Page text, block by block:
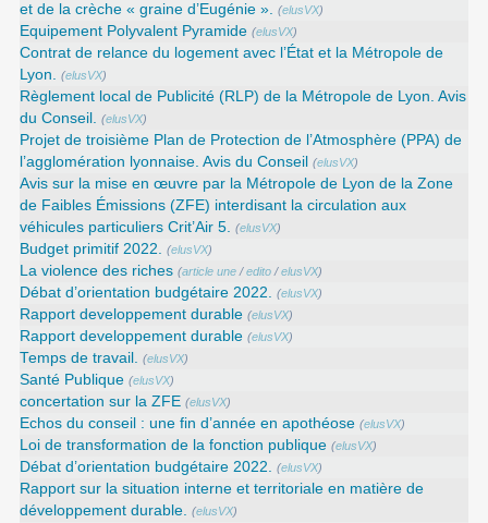
et de la crèche « graine d’Eugénie ». (elusVX)
Equipement Polyvalent Pyramide (elusVX)
Contrat de relance du logement avec l’État et la Métropole de
Lyon. (elusVX)
Règlement local de Publicité (RLP) de la Métropole de Lyon. Avis
du Conseil. (elusVX)
Projet de troisième Plan de Protection de l’Atmosphère (PPA) de
l’agglomération lyonnaise. Avis du Conseil
(elusVX)
Avis sur la mise en œuvre par la Métropole de Lyon de la Zone
de Faibles Émissions (ZFE) interdisant la circulation aux
véhicules particuliers Crit’Air 5. (elusVX)
Budget primitif 2022. (elusVX)
La violence des riches (article une /edito /elusVX)
Débat d’orientation budgétaire 2022. (elusVX)
Rapport developpement durable (elusVX)
Rapport developpement durable (elusVX)
Temps de travail. (elusVX)
Santé Publique (elusVX)
concertation sur la ZFE (elusVX)
Echos du conseil : une fin d’année en apothéose (elusVX)
Loi de transformation de la fonction publique (elusVX)
Débat d’orientation budgétaire 2022. (elusVX)
Rapport sur la situation interne et territoriale en matière de
développement durable. (elusVX)